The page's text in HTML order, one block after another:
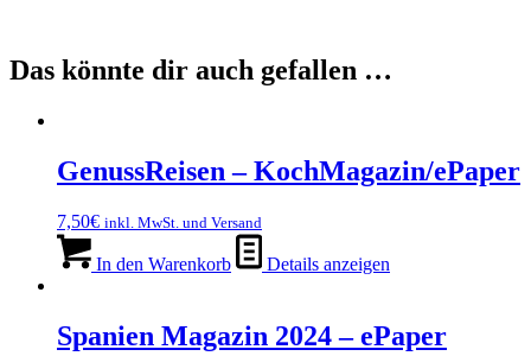
Das könnte dir auch gefallen …
GenussReisen – KochMagazin/ePaper
7,50€ inkl. MwSt. und Versand
In den Warenkorb Details anzeigen
Spanien Magazin 2024 – ePaper